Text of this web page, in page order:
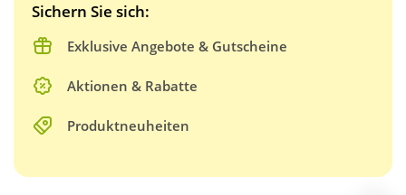
Sichern Sie sich:
Exklusive Angebote & Gutscheine
Aktionen & Rabatte
Produktneuheiten